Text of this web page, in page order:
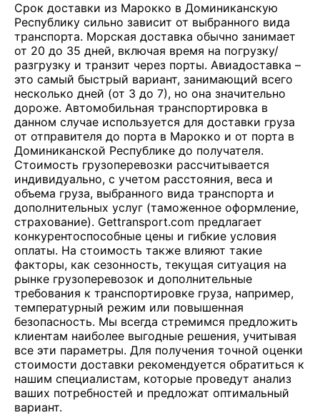
Срок доставки из Марокко в Доминиканскую
Республику сильно зависит от выбранного вида
транспорта. Морская доставка обычно занимает
от 20 до 35 дней, включая время на погрузку/
разгрузку и транзит через порты. Авиадоставка –
это самый быстрый вариант, занимающий всего
несколько дней (от 3 до 7), но она значительно
дороже. Автомобильная транспортировка в
данном случае используется для доставки груза
от отправителя до порта в Марокко и от порта в
Доминиканской Республике до получателя.
Стоимость грузоперевозки рассчитывается
индивидуально, с учетом расстояния, веса и
объема груза, выбранного вида транспорта и
дополнительных услуг (таможенное оформление,
страхование). Gettransport.com предлагает
конкурентоспособные цены и гибкие условия
оплаты. На стоимость также влияют такие
факторы, как сезонность, текущая ситуация на
рынке грузоперевозок и дополнительные
требования к транспортировке груза, например,
температурный режим или повышенная
безопасность. Мы всегда стремимся предложить
клиентам наиболее выгодные решения, учитывая
все эти параметры. Для получения точной оценки
стоимости доставки рекомендуется обратиться к
нашим специалистам, которые проведут анализ
ваших потребностей и предложат оптимальный
вариант.